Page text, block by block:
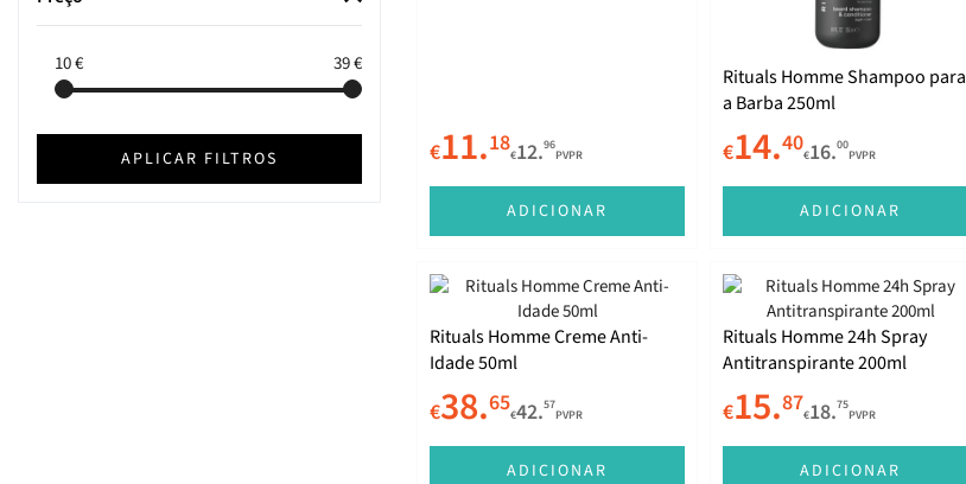
10€ 39€
APLICAR FILTROS €11.18€12.96
PVPR
ADICIONAR
Rituals Homme Shampoo para
a Barba 250ml
€14.40€16.00
PVPR
ADICIONAR
Rituals Homme Creme Anti-
Idade 50ml
€38.65€42.57
PVPR
ADICIONAR
Rituals Homme 24h Spray
Antitranspirante 200ml
€15.87€18.75
PVPR
ADICIONAR